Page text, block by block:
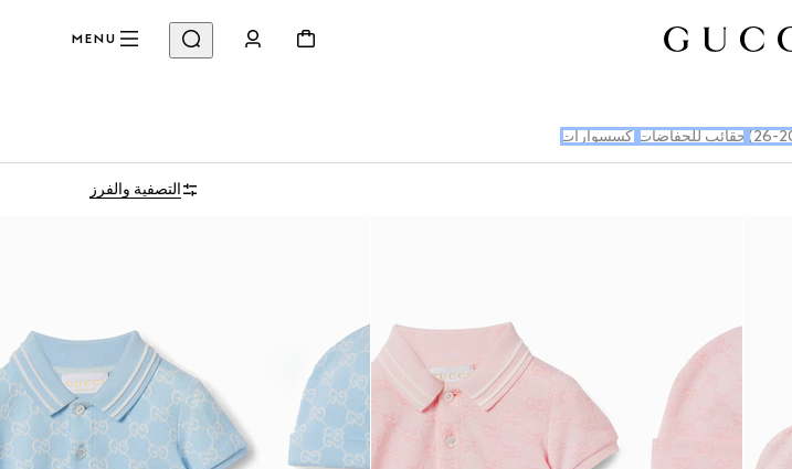
MENU
حقائب للحفاضات إكسسوارات
التصفية والفرز